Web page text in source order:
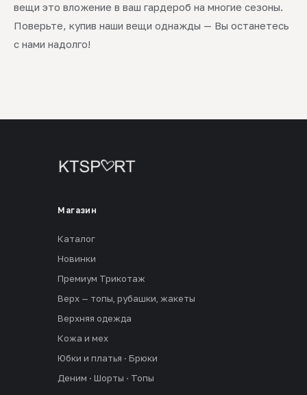
вещи это вложение в ваш гардероб на многие сезоны.
Поверьте, купив наши вещи однажды — Вы останетесь
с нами надолго!
Магазин
Каталог
Новинки
Премиум Трикотаж
Верх — топы, рубашки, жакеты
Верхняя одежда
Кожа и мех
Юбки и платья · Брюки
Деним · Шорты · Топы